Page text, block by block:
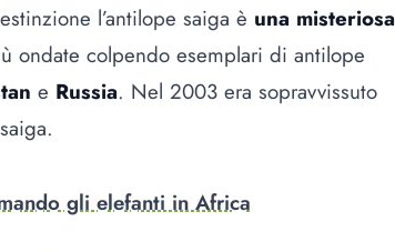
l’antilope saiga è una misteriosa
ondate colpendo esemplari di antilope
e Russia. Nel 2003 era sopravvissuto
gli elefanti in Africa